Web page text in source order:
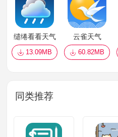
缱绻看看天气
13.09MB
云雀天气
60.82MB
同类推荐